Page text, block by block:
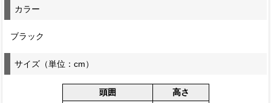
カラー
ブラック
サイズ（単位：cm）
頭囲
高さ